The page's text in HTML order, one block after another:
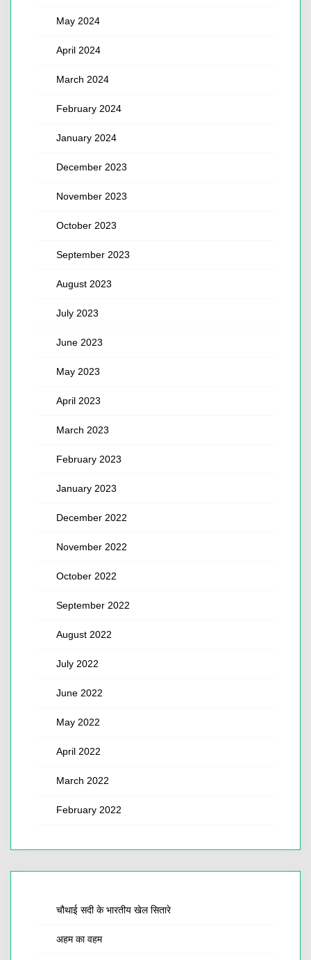
May 2024
April 2024
March 2024
February 2024
January 2024
December 2023
November 2023
October 2023
September 2023
August 2023
July 2023
June 2023
May 2023
April 2023
March 2023
February 2023
January 2023
December 2022
November 2022
October 2022
September 2022
August 2022
July 2022
June 2022
May 2022
April 2022
March 2022
February 2022
चौथाई सदी के भारतीय खेल सितारे
अहम का वहम